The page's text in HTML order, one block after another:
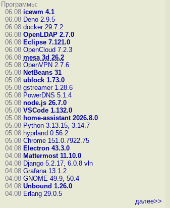
Программы:
06.08 icewm 4.1
06.08 Deno 2.9.5
06.08 docker 29.7.2
06.08 OpenLDAP 2.7.0
06.08 Eclipse 7.121.0
06.08 OpenCloud 7.2.3
06.08 mesa 3d 26.2
05.08 OpenVPN 2.7.6
05.08 NetBeans 31
05.08 ublock 1.73.0
05.08 gstreamer 1.28.6
05.08 PowerDNS 5.1.4
05.08 node.js 26.7.0
05.08 VSCode 1.132.0
05.08 home-assistant 2026.8.0
05.08 Python 3.13.15, 3.14.7
05.08 hyprland 0.56.2
05.08 Chrome 151.0.7922.75
04.08 Electron 43.3.0
04.08 Mattermost 11.10.0
04.08 Django 5.2.17, 6.0.8 vln
04.08 Grafana 13.1.2
04.08 GNOME 49.9, 50.4
04.08 Unbound 1.26.0
04.08 Erlang 29.0.5
далее>>